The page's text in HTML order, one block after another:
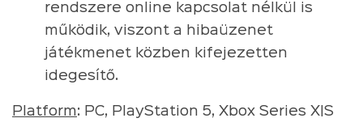
rendszere online kapcsolat nélkül is
működik, viszont a hibaüzenet
játékmenet közben kifejezetten
idegesítő.
Platform: PC, PlayStation 5, Xbox Series X|S